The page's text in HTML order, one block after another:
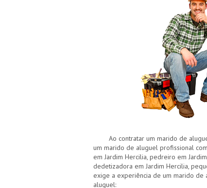
Ao contratar um marido de aluguel
um marido de aluguel profissional
em Jardim Hercilia, pedreiro em
dedetizadora em Jardim Hercilia,
exige a experiência de um marido de
aluguel: